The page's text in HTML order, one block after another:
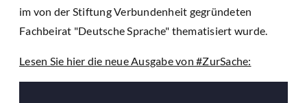
im von der Stiftung Verbundenheit gegründeten
Fachbeirat "Deutsche Sprache" thematisiert wurde.
Lesen Sie hier die neue Ausgabe von #ZurSache: